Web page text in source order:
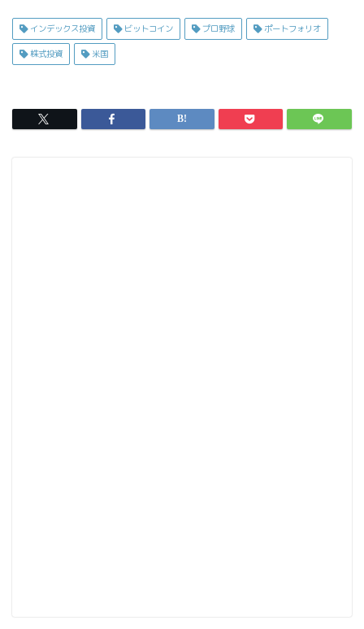
c
e
o
o
s
t
d
o
ai
l
インデックス投資 ビットコイン プロ野球 ポートフォリオ
株式投資 米国